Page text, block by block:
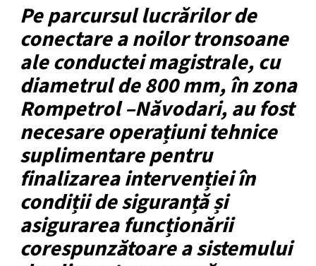
Pe parcursul lucrărilor de
conectare a noilor tronsoane
ale conductei magistrale, cu
diametrul de 800 mm, în zona
Rompetrol –Năvodari, au fost
necesare operațiuni tehnice
suplimentare pentru
finalizarea intervenției în
condiții de siguranță și
asigurarea funcționării
corespunzătoare a sistemului